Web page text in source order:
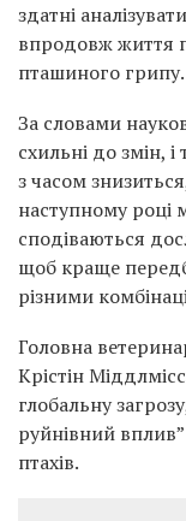
здатні
впродовж життя
пташиного грипу.
За словами
схильні до змін,
з часом
наступному році
сподіваються
щоб краще
різними
Головна
Крістін
глобальну
руйнівний
птахів.